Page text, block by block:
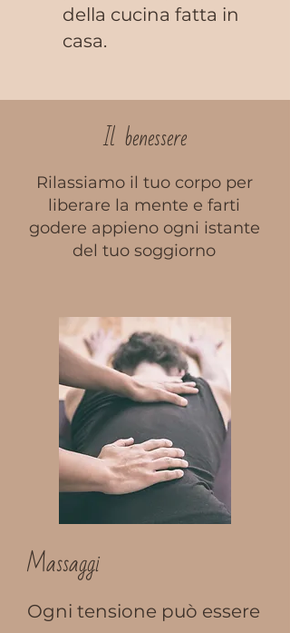
della cucina fatta in
casa.
Il benessere
Rilassiamo il tuo corpo per
liberare la mente e farti
godere appieno ogni istante
del tuo soggiorno
Massaggi
Ogni tensione può essere